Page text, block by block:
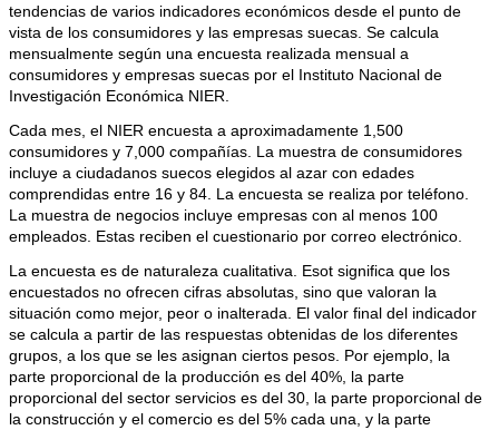
tendencias de varios indicadores económicos desde el punto de
vista de los consumidores y las empresas suecas. Se calcula
mensualmente según una encuesta realizada mensual a
consumidores y empresas suecas por el Instituto Nacional de
Investigación Económica NIER.
Cada mes, el NIER encuesta a aproximadamente 1,500
consumidores y 7,000 compañías. La muestra de consumidores
incluye a ciudadanos suecos elegidos al azar con edades
comprendidas entre 16 y 84. La encuesta se realiza por teléfono.
La muestra de negocios incluye empresas con al menos 100
empleados. Estas reciben el cuestionario por correo electrónico.
La encuesta es de naturaleza cualitativa. Esot significa que los
encuestados no ofrecen cifras absolutas, sino que valoran la
situación como mejor, peor o inalterada. El valor final del indicador
se calcula a partir de las respuestas obtenidas de los diferentes
grupos, a los que se les asignan ciertos pesos. Por ejemplo, la
parte proporcional de la producción es del 40%, la parte
proporcional del sector servicios es del 30, la parte proporcional de
la construcción y el comercio es del 5% cada una, y la parte